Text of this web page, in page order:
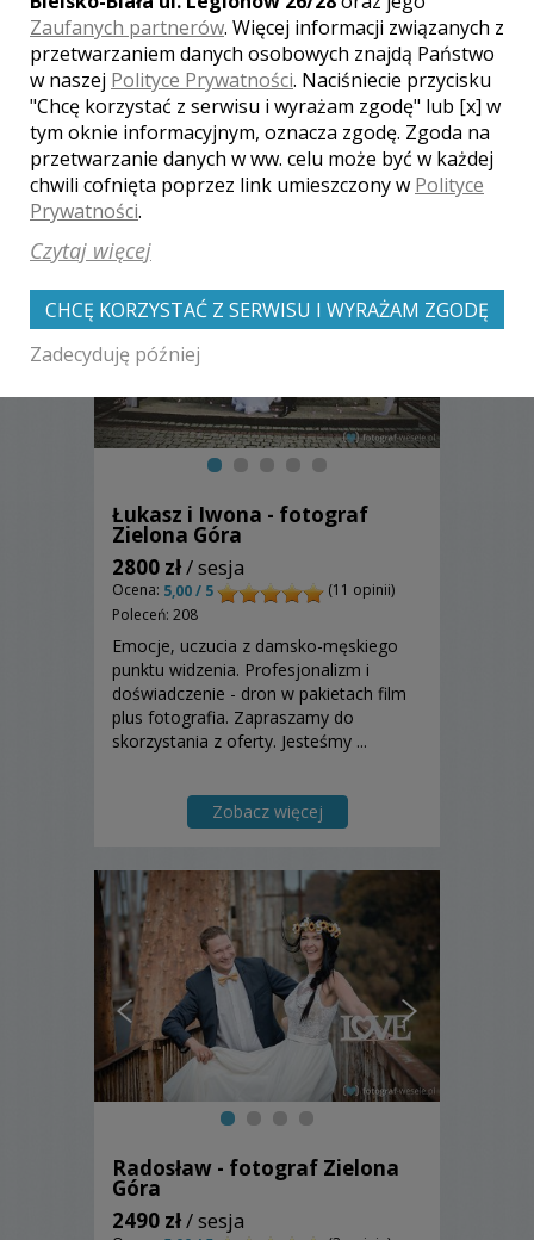
Zobacz także galerie
innych fotografów
Łukasz i Iwona - fotograf
Zielona Góra
2800 zł/ sesja
Ocena: 5,00 / 5
(11 opinii)
Poleceń: 208
Emocje, uczucia z damsko-męskiego
punktu widzenia. Profesjonalizm i
doświadczenie - dron w pakietach film
plus fotografia. Zapraszamy do
skorzystania z oferty. Jesteśmy ...
Zobacz więcej
Radosław - fotograf Zielona
Góra
2490 zł/ sesja
Zaufanych partnerów. Więcej informacji związanych z
przetwarzaniem danych osobowych znajdą Państwo
w naszej Polityce Prywatności. Naciśniecie przycisku
"Chcę korzystać z serwisu i wyrażam zgodę" lub [x] w
tym oknie informacyjnym, oznacza zgodę. Zgoda na
przetwarzanie danych w ww. celu może być w każdej
chwili cofnięta poprzez link umieszczony w Polityce
Prywatności.
Czytaj więcej
CHCĘ KORZYSTAĆ Z SERWISU I WYRAŻAM ZGODĘ
Zadecyduję później